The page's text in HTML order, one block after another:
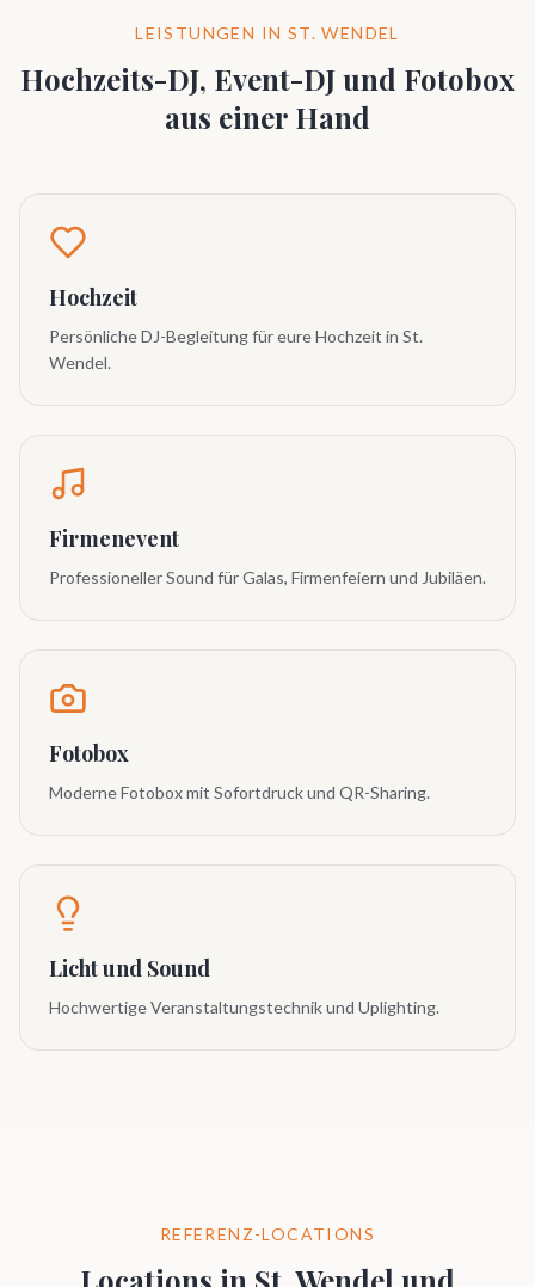
LEISTUNGEN IN ST. WENDEL
Hochzeits-DJ, Event-DJ und Fotobox
aus einer Hand
Hochzeit
Persönliche DJ-Begleitung für eure Hochzeit in St.
Wendel.
Firmenevent
Professioneller Sound für Galas, Firmenfeiern und Jubiläen.
Fotobox
Moderne Fotobox mit Sofortdruck und QR-Sharing.
Licht und Sound
Hochwertige Veranstaltungstechnik und Uplighting.
REFERENZ-LOCATIONS